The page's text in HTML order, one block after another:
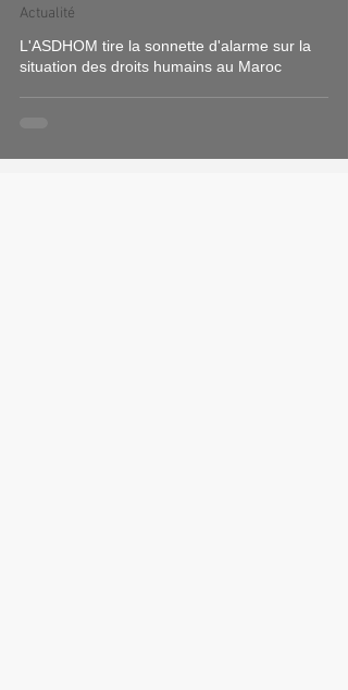
L'ASDHOM tire la sonnette d'alarme sur la
situation des droits humains au Maroc
Actualité